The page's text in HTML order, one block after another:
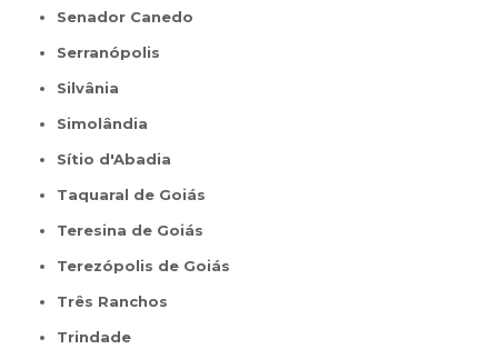
Senador Canedo
Serranópolis
Silvânia
Simolândia
Sítio d'Abadia
Taquaral de Goiás
Teresina de Goiás
Terezópolis de Goiás
Três Ranchos
Trindade